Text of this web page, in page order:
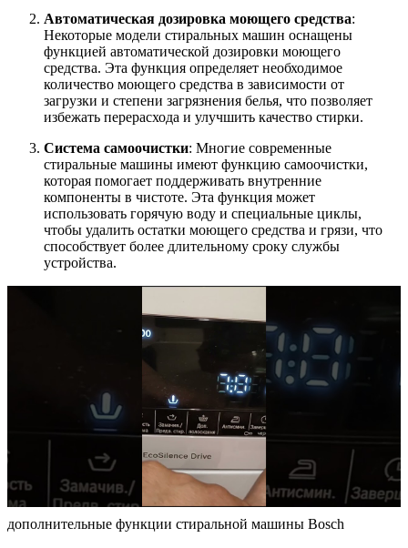
Автоматическая дозировка моющего средства:
Некоторые модели стиральных машин оснащены
функцией автоматической дозировки моющего
средства. Эта функция определяет необходимое
количество моющего средства в зависимости от
загрузки и степени загрязнения белья, что позволяет
избежать перерасхода и улучшить качество стирки.
Система самоочистки: Многие современные
стиральные машины имеют функцию самоочистки,
которая помогает поддерживать внутренние
компоненты в чистоте. Эта функция может
использовать горячую воду и специальные циклы,
чтобы удалить остатки моющего средства и грязи, что
способствует более длительному сроку службы
устройства.
дополнительные функции стиральной машины Bosch